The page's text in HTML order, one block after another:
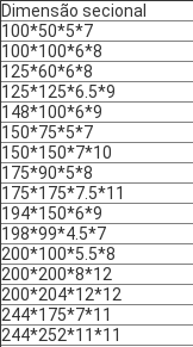
Dimensão secional
100*50*5*7
100*100*6*8
125*60*6*8
125*125*6.5*9
148*100*6*9
150*75*5*7
150*150*7*10
175*90*5*8
175*175*7.5*11
194*150*6*9
198*99*4.5*7
200*100*5.5*8
200*200*8*12
200*204*12*12
244*175*7*11
244*252*11*11